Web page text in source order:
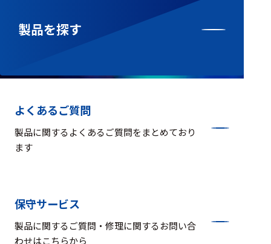
製品を探す
よくあるご質問
製品に関するよくあるご質問をまとめており
ます
保守サービス
製品に関するご質問・修理に関するお問い合
わせはこちらから